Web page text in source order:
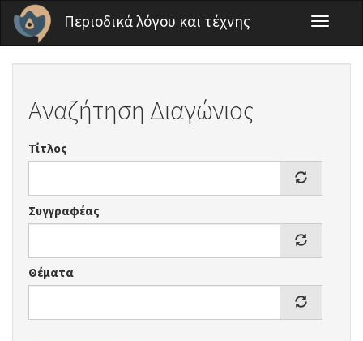
Παράκαμψη προς το κυρίως περιεχόμενο
Περιοδικά λόγου και τέχνης
Toggle
Αναζήτηση Διαγώνιος
Τίτλος
Συγγραφέας
Θέματα